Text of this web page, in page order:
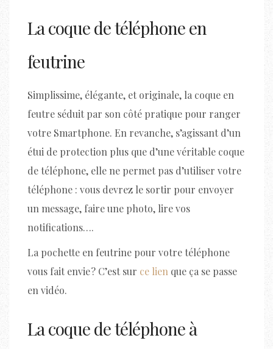
La coque de téléphone en
feutrine
Simplissime, élégante, et originale, la coque en
feutre séduit par son côté pratique pour ranger
votre Smartphone. En revanche, s’agissant d’un
étui de protection plus que d’une véritable coque
de téléphone, elle ne permet pas d’utiliser votre
téléphone : vous devrez le sortir pour envoyer
un message, faire une photo, lire vos
notifications….
La pochette en feutrine pour votre téléphone
vous fait envie ? C’est sur ce lien que ça se passe
en vidéo.
La coque de téléphone à